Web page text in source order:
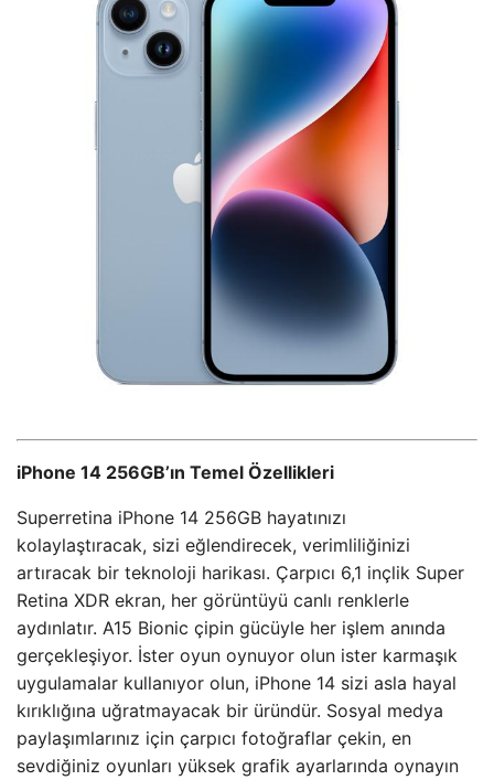
iPhone 14 256GB’ın Temel Özellikleri
Superretina iPhone 14 256GB hayatınızı
kolaylaştıracak, sizi eğlendirecek, verimliliğinizi
artıracak bir teknoloji harikası. Çarpıcı 6,1 inçlik Super
Retina XDR ekran, her görüntüyü canlı renklerle
aydınlatır. A15 Bionic çipin gücüyle her işlem anında
gerçekleşiyor. İster oyun oynuyor olun ister karmaşık
uygulamalar kullanıyor olun, iPhone 14 sizi asla hayal
kırıklığına uğratmayacak bir üründür. Sosyal medya
paylaşımlarınız için çarpıcı fotoğraflar çekin, en
sevdiğiniz oyunları yüksek grafik ayarlarında oynayın